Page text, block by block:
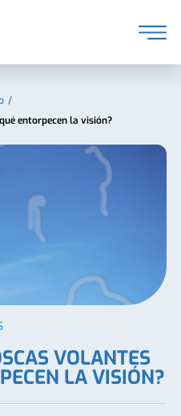
/
entorpecen la visión?
VOLANTES
LA VISIÓN?